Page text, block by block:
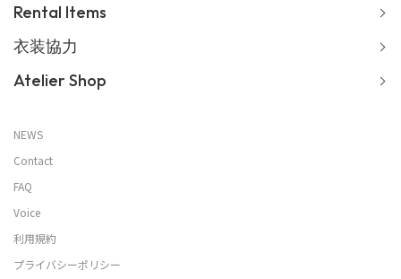
Rental Items
衣装協力
Atelier Shop
NEWS
Contact
FAQ
Voice
利用規約
プライバシーポリシー